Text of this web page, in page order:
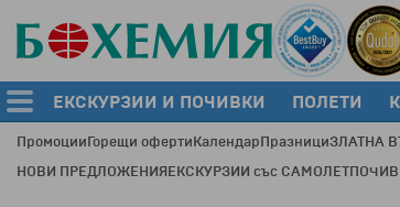
ЕКСКУРЗИИ И ПОЧИВКИ ПОЛЕТИ
ПромоцииГорещи офертиКалендарПразнициЗЛАТНА
НОВИ ПРЕДЛОЖЕНИЯЕКСКУРЗИИ със САМОЛЕТ